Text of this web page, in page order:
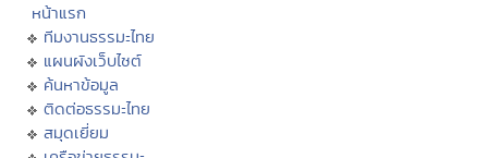
หน้าแรก
ทีมงานธรรมะไทย
แผนผังเว็บไซต์
ค้นหาข้อมูล
ติดต่อธรรมะไทย
สมุดเยี่ยม